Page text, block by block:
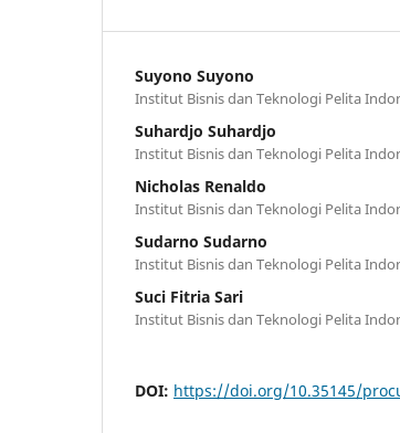
Suyono Suyono
Institut Bisnis dan Teknologi Pelita
Suhardjo Suhardjo
Institut Bisnis dan Teknologi Pelita
Nicholas Renaldo
Institut Bisnis dan Teknologi Pelita
Sudarno Sudarno
Institut Bisnis dan Teknologi Pelita
Suci Fitria Sari
Institut Bisnis dan Teknologi Pelita
DOI: https://doi.org/10.35145/